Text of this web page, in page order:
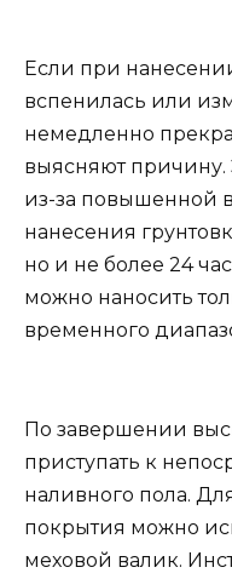
Если при
вспенилась или
немедленно
выясняют причину.
из-за повышенной
нанесения
но и не более 24
можно наносить
временного
По завершении
приступать к
наливного пола.
покрытия можно
меховой валик.